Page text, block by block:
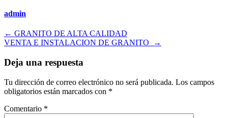
admin
Navegación
de
entradas
← GRANITO DE ALTA CALIDAD
VENTA E INSTALACION DE GRANITO
→
Deja una respuesta
Tu dirección de correo electrónico no será publicada. Los campos
obligatorios están marcados con *
Comentario *